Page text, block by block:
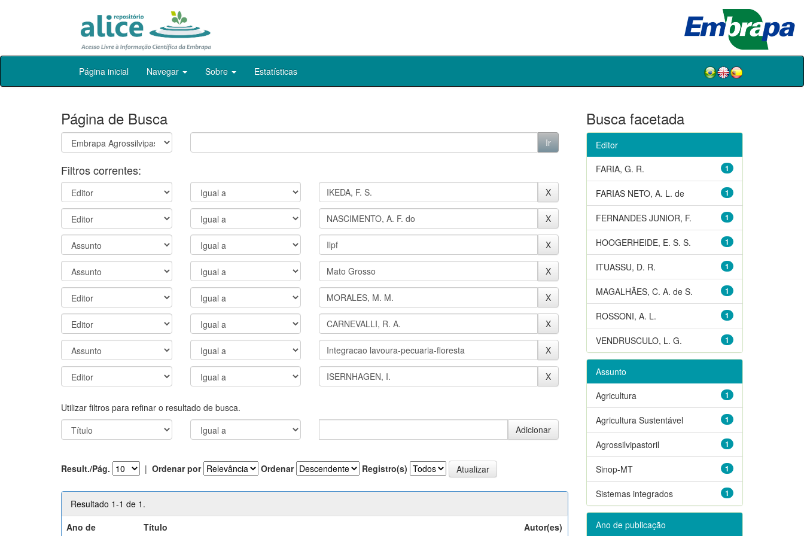
Skip
Página inicial Navegar Sobre Estatísticas
Página de Busca
Filtros correntes:
Utilizar filtros para refinar o resultado de busca.
Result./Pág. | Ordenar por Ordenar Registro(s)
Resultado 1-1 de 1.
Ano de
Título Autor(es)
Busca facetada
Editor
1
FARIA, G. R.
1
FARIAS NETO, A. L. de
1
FERNANDES JUNIOR, F.
1
HOOGERHEIDE, E. S. S.
1
ITUASSU, D. R.
1
MAGALHÃES, C. A. de S.
1
ROSSONI, A. L.
1
VENDRUSCULO, L. G.
Assunto
1
Agricultura
1
Agricultura Sustentável
1
Agrossilvipastoril
1
Sinop-MT
1
Sistemas integrados
Ano de publicação